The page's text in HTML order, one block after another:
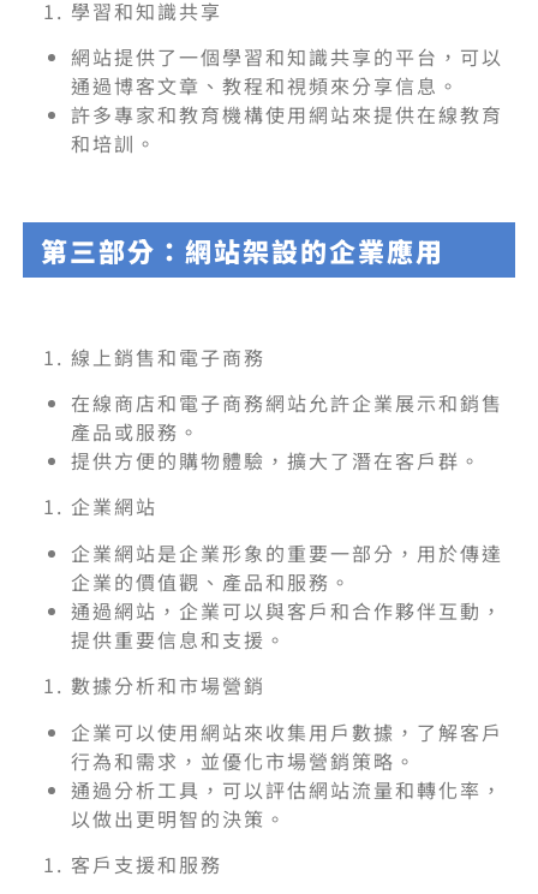
學習和知識共享
網站提供了一個學習和知識共享的平台，可以
通過博客文章、教程和視頻來分享信息。
許多專家和教育機構使用網站來提供在線教育
和培訓。
第三部分：網站架設的企業應用
線上銷售和電子商務
在線商店和電子商務網站允許企業展示和銷售
產品或服務。
提供方便的購物體驗，擴大了潛在客戶群。
企業網站
企業網站是企業形象的重要一部分，用於傳達
企業的價值觀、產品和服務。
通過網站，企業可以與客戶和合作夥伴互動，
提供重要信息和支援。
數據分析和市場營銷
企業可以使用網站來收集用戶數據，了解客戶
行為和需求，並優化市場營銷策略。
通過分析工具，可以評估網站流量和轉化率，
以做出更明智的決策。
客戶支援和服務